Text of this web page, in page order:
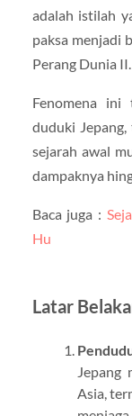
adalah istilah
paksa menjadi
Perang Dunia II.
Fenomena
duduki
sejarah awal
dampaknya
Baca juga :
Hu
Latar
Jepang
Asia,